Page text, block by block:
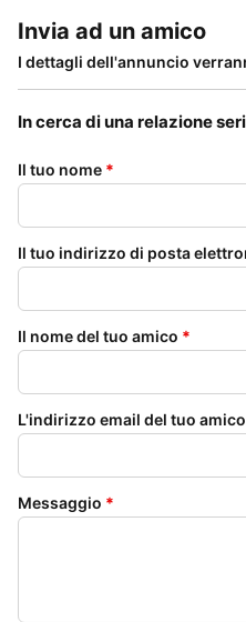
Invia ad un amico
I dettagli dell'annuncio
In cerca di una relazione
Il tuo nome *
Il tuo indirizzo di posta
Il nome del tuo amico *
L'indirizzo email del tuo amico
Messaggio *